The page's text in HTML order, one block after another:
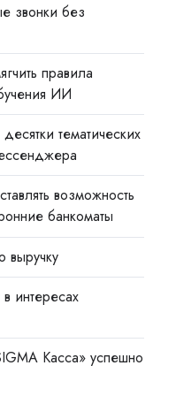
звонки без
правила
ИИ
тематических
возможность
банкоматы
выручку
интересах
Касса» успешно